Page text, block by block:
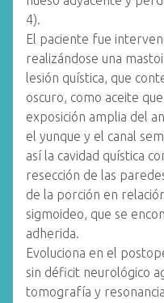
4).
El paciente fue
realizándose una
lesión quística, que
oscuro, como aceite
exposición amplia del
el yunque y el canal
así la cavidad quística
resección de las
de la porción en
sigmoideo, que se
adherida.
Evoluciona en el
sin déficit neurológico
tomografía y